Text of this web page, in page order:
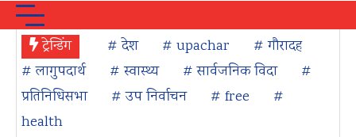
ट्रेन्डिंग # देश # upachar
# गौरादह
# लागुपदार्थ
# स्वास्थ्य # सार्वजनिक विदा
#
प्रतिनिधिसभा
# उप निर्वाचन # free
#
health